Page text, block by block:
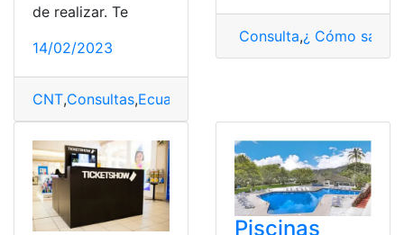
de realizar. Te
14/02/2023
CNT,Consultas,Ecuador
Consulta,¿ Cómo
Piscinas